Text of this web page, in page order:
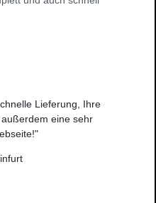
Lieferung, Ihre
eine sehr